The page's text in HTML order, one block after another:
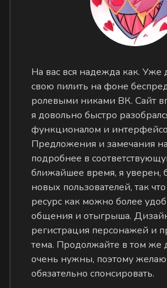
На вас вся надежда как. Уже
свою пилить на фоне
ролевыми никами ВК. Сайт
я довольно быстро
функционалом и
Предложения и замечания
подробнее в
ближайшее время, я уверен,
новых пользователей, так
ресурс как можно более
общения и отыгрыша.
регистрация персонажей и
тема. Продолжайте в том же
очень нужны, поэтому желаю
обязательно спонсировать.